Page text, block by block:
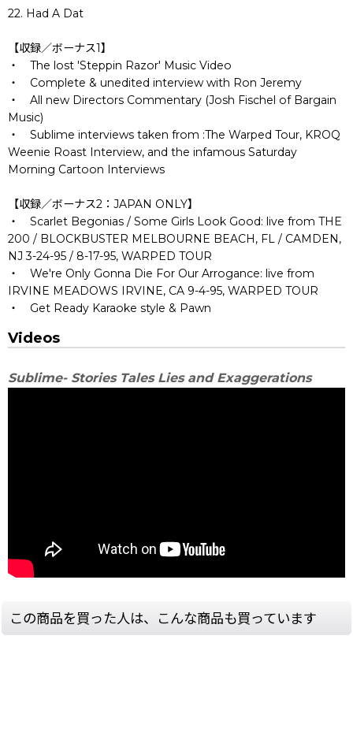
22. Had A Dat
【収録／ボーナス1】
・ The lost 'Steppin Razor' Music Video
・ Complete & unedited interview with Ron Jeremy
・ All new Directors Commentary (Josh Fischel of Bargain
Music)
・ Sublime interviews taken from :The Warped Tour, KROQ
Weenie Roast Interview, and the infamous Saturday
Morning Cartoon Interviews
【収録／ボーナス2：JAPAN ONLY】
・ Scarlet Begonias / Some Girls Look Good: live from THE
200 / BLOCKBUSTER MELBOURNE BEACH, FL / CAMDEN,
NJ 3-24-95 / 8-17-95, WARPED TOUR
・ We're Only Gonna Die For Our Arrogance: live from
IRVINE MEADOWS IRVINE, CA 9-4-95, WARPED TOUR
・ Get Ready Karaoke style & Pawn
Videos
Sublime- Stories Tales Lies and Exaggerations
この商品を買った人は、こんな商品も買っています